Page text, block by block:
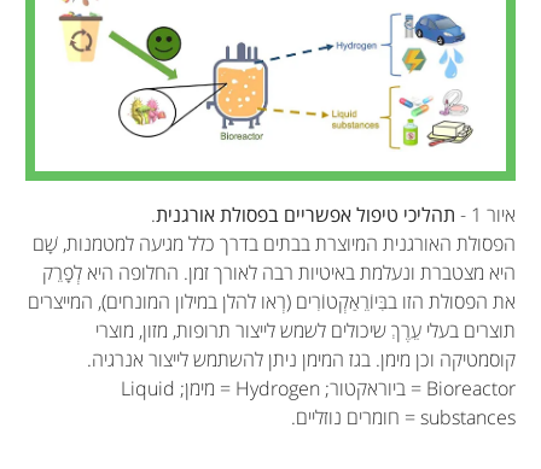
איור 1 - תהליכי טיפול אפשריים בפסולת אורגנית.
הפסולת האורגנית המיוצרת בבתים בדרך כלל מגיעה למטמנות, שָׁם
היא מצטברת ונעלמת באיטיות רבה לאורך זמן. החלופה היא לְפָרֵק
את הפסולת הזו בבִּיוֹרֵאַקְטוֹרִים (רְאו להלן במילון המונחים), המייצרים
תוצרים בעלי עֵרֶךְ שיכולים לשמש לייצור תרופות, מזון, מוצרי
קוסמטיקה וכן מימן. בגז המימן ניתן להשתמש לייצור אנרגיה.
Bioreactor = ביוראקטור; Hydrogen = מימן; Liquid
substances = חומרים נוזליים.